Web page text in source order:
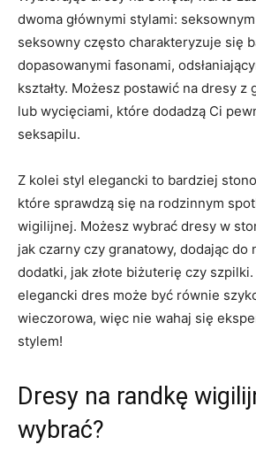
dwoma głównymi​ stylami:
seksowny często charakteryzuje się
‍dopasowanymi⁣ fasonami,
‌kształty. Możesz postawić na dresy z
lub​ wycięciami, które dodadzą Ci
seksapilu.
Z kolei styl elegancki to bardziej
które sprawdzą się na rodzinnym
wigilijnej. ⁢Możesz wybrać dresy w
jak czarny czy granatowy, dodając do
dodatki, jak złote biżuterię‍ czy
elegancki dres może być równie
wieczorowa, więc nie‌ wahaj się
stylem!
Dresy na‌ randkę
wybrać?